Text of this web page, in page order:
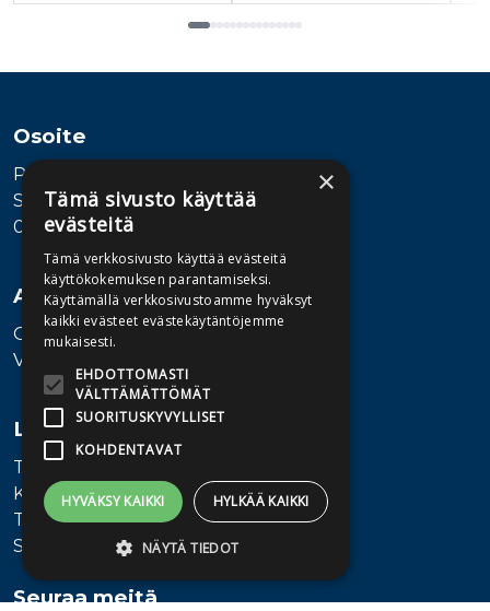
Osoite
Publiva Oy
Sörnäistenkatu 1
00580 Helsinki
Asiakaspalvelu
Ota yhteyttä
Vaihde: 010 345100
Lisätietoa
Toimitusehdot
Käyttöohjeet
Tietosuojaseloste
Saavutettavuusseloste
Seuraa meitä
×
Tämä sivusto käyttää
evästeitä
Tämä verkkosivusto käyttää evästeitä
käyttökokemuksen parantamiseksi.
Käyttämällä verkkosivustoamme hyväksyt
kaikki evästeet evästekäytäntöjemme
mukaisesti.
EHDOTTOMASTI
VÄLTTÄMÄTTÖMÄT
SUORITUSKYVYLLISET
KOHDENTAVAT
HYVÄKSY KAIKKI HYLKÄÄ KAIKKI
NÄYTÄ TIEDOT